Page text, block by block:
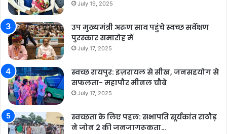
July 19, 2025
उप मुख्यमंत्री अरुण साव पहुंचे स्वच्छ सर्वेक्षण
पुरस्कार समारोह में
July 17, 2025
स्वच्छ रायपुर: इज़रायल से सीख, जनसहयोग से
सफलता- महापौर मीनल चौबे
July 17, 2025
स्वच्छता के लिए पहल: सभापति सूर्यकांत राठौड़
ने जोन 2 की जनजागरूकता…